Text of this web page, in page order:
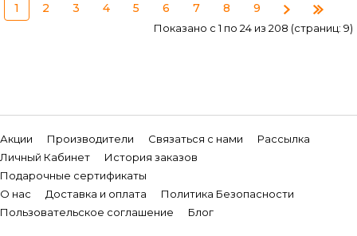
1 2 3 4 5 6 7 8 9
Показано с 1 по 24 из 208 (страниц: 9)
Акции Производители Связаться с нами
Рассылка
Личный Кабинет
История заказов
Подарочные сертификаты
О нас
Доставка и оплата
Политика Безопасности
Пользовательское соглашение
Блог